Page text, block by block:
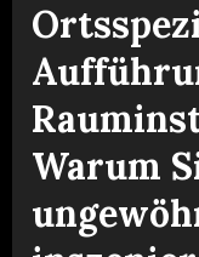
Warum